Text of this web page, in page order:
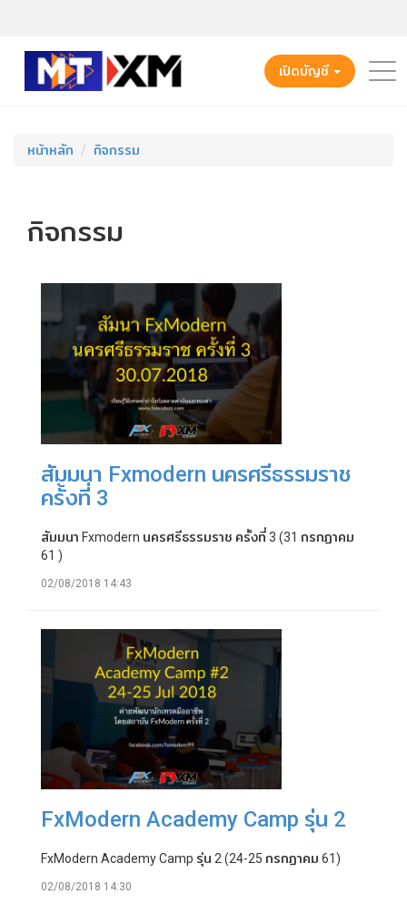
เปิดบัญชี
หน้าหลัก กิจกรรม
กิจกรรม
สัมมนา Fxmodern นครศรีธรรมราช
ครั้งที่ 3
สัมมนา Fxmodern นครศรีธรรมราช ครั้งที่ 3 (31 กรกฏาคม
61 )
02/08/2018 14:43
FxModern Academy Camp รุ่น 2
FxModern Academy Camp รุ่น 2 (24-25 กรกฏาคม 61)
02/08/2018 14:30